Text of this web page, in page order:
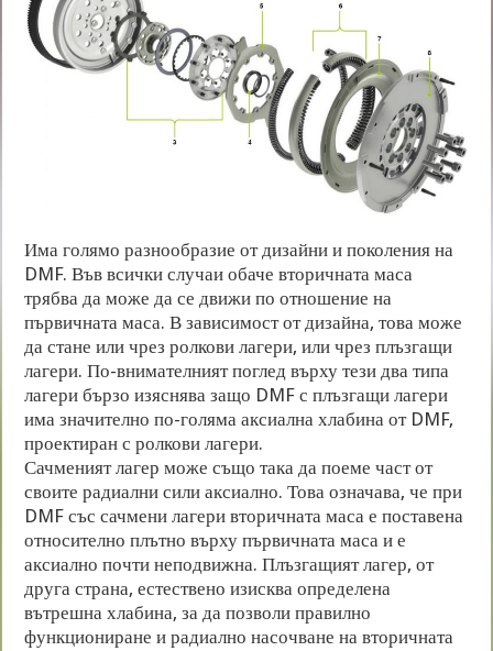
Има голямо разнообразие от дизайни и поколения на
DMF. Във всички случаи обаче вторичната маса
трябва да може да се движи по отношение на
първичната маса. В зависимост от дизайна, това може
да стане или чрез ролкови лагери, или чрез плъзгащи
лагери. По-внимателният поглед върху тези два типа
лагери бързо изяснява защо DMF с плъзгащи лагери
има значително по-голяма аксиална хлабина от DMF,
проектиран с ролкови лагери.
Сачменият лагер може също така да поеме част от
своите радиални сили аксиално. Това означава, че при
DMF със сачмени лагери вторичната маса е поставена
относително плътно върху първичната маса и е
аксиално почти неподвижна. Плъзгащият лагер, от
друга страна, естествено изисква определена
вътрешна хлабина, за да позволи правилно
функциониране и радиално насочване на вторичната